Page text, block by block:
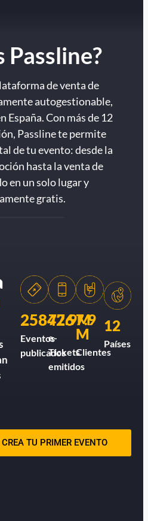
Passline?
de venta de
autogestionable,
España. Con más de 12
Passline te permite
de tu evento: desde la
hasta la venta de
en un solo lugar y
gratis.
258426
Eventos
publicados
77.9M
e-
Tickets
emitidos
7.9
M
Clientes
12
Países
TU PRIMER EVENTO